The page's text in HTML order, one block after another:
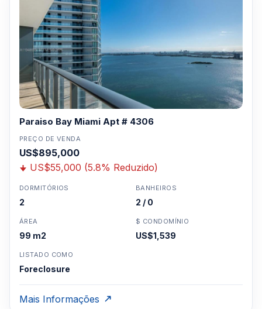
Paraiso Bay Miami Apt # 4306
PREÇO DE VENDA
US$895,000
US$55,000 (5.8% Reduzido)
DORMITÓRIOS
2
BANHEIROS
2 / 0
ÁREA
99 m2
$ CONDOMÍNIO
US$1,539
LISTADO COMO
Foreclosure
Mais Informações